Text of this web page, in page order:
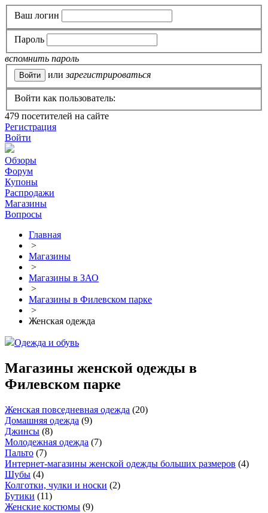
Ваш логин
Пароль
вспомнить пароль
или зарегистрироваться
Войти как пользователь:
479 посетителей на сайте
Регистрация
Войти
Обзоры
Форум
Купоны
Распродажи
Магазины
Вопросы
Главная
>
Магазины
>
Магазины в ЗАО
>
Магазины в Филевском парке
>
Женская одежда
Одежда и обувь
Магазины женской одежды в
Филевском парке
Женская повседневная одежда (20)
Домашняя одежда (9)
Джинсы (8)
Молодежная одежда (7)
Пальто (7)
Интернет-магазины женской одежды больших размеров (4)
Шубы (4)
Колготки, чулки и носки (2)
Бутики (11)
Женские костюмы (9)